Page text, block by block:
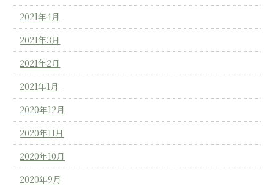
2021年4月
2021年3月
2021年2月
2021年1月
2020年12月
2020年11月
2020年10月
2020年9月